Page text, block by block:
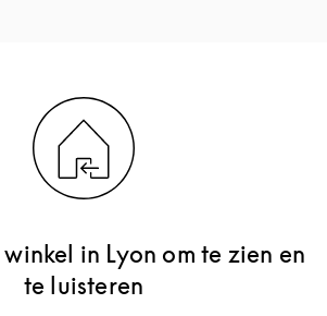
in Lyon om te zien en
te luisteren